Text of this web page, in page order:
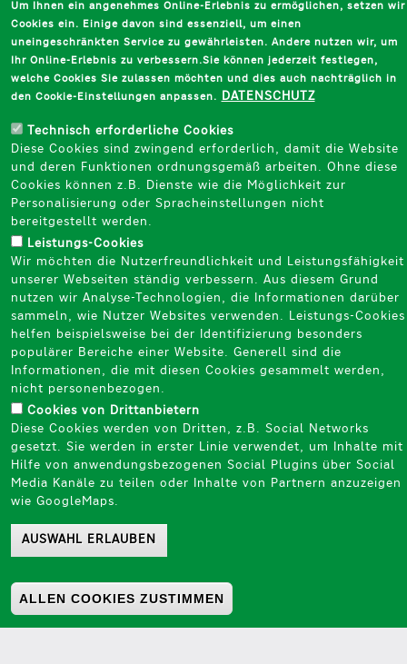
Bildung für alle effizient zu fördern.“
Die neue Geschäftsführerin Jasmin Sandhaus hatte in
den vergangenen sieben Jahren den Projektbereich
und die Kommunikation der Essener Brost-Stiftung
Geschäftsführerin der Brost-Akademie. Sie verfügt
über umfangreiche Erfahrung im Stiftungssektor und
ist im Ruhrgebiet tief verwurzelt. Zudem verfügt die
38-Jährige über ein breites Netzwerk, das sie künftig
in die Haniel Stiftung in Duisburg einbringen wird.
Um Ihnen ein angenehmes Online-Erlebnis zu ermöglichen, setzen wir
Cookies ein. Einige davon sind essenziell, um einen
uneingeschränkten Service zu gewährleisten. Andere nutzen wir, um
Ihr Online-Erlebnis zu verbessern.Sie können jederzeit festlegen,
welche Cookies Sie zulassen möchten und dies auch nachträglich in
den Cookie-Einstellungen anpassen. DATENSCHUTZ
Technisch erforderliche Cookies
Diese Cookies sind zwingend erforderlich, damit die Website
und deren Funktionen ordnungsgemäß arbeiten. Ohne diese
Cookies können z.B. Dienste wie die Möglichkeit zur
Personalisierung oder Spracheinstellungen nicht
bereitgestellt werden.
Leistungs-Cookies
Wir möchten die Nutzerfreundlichkeit und Leistungsfähigkeit
unserer Webseiten ständig verbessern. Aus diesem Grund
nutzen wir Analyse-Technologien, die Informationen darüber
sammeln, wie Nutzer Websites verwenden. Leistungs-Cookies
helfen beispielsweise bei der Identifizierung besonders
populärer Bereiche einer Website. Generell sind die
Informationen, die mit diesen Cookies gesammelt werden,
nicht personenbezogen.​
Cookies von Drittanbietern
Diese Cookies werden von Dritten, z.B. Social Networks
gesetzt. Sie werden in erster Linie verwendet, um Inhalte mit
Hilfe von anwendungsbezogenen Social Plugins über Social
Media Kanäle zu teilen oder Inhalte von Partnern anzuzeigen
wie GoogleMaps.​
AUSWAHL ERLAUBEN
ALLEN COOKIES ZUSTIMMEN